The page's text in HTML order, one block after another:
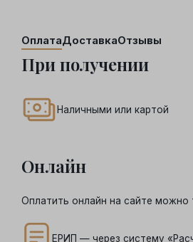
Оплата
При получении
Наличными или картой
Онлайн
Оплатить онлайн на сайте можно
ЕРИП — через систему
ДоставкаОтзывы